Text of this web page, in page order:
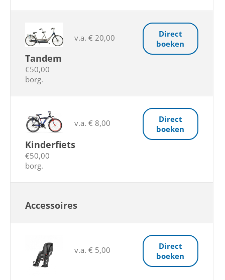
Tandem
€50,00
borg.
v.a. € 20,00
Direct
boeken
Kinderfiets
€50,00
borg.
v.a. € 8,00
Direct
boeken
Accessoires
v.a. € 5,00
Direct
boeken